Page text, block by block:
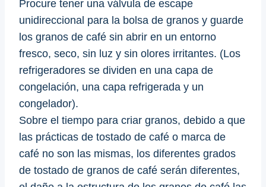
Procure tener una válvula de escape
unidireccional para la bolsa de granos y guarde
los granos de café sin abrir en un entorno
fresco, seco, sin luz y sin olores irritantes. (Los
refrigeradores se dividen en una capa de
congelación, una capa refrigerada y un
congelador).
Sobre el tiempo para criar granos, debido a que
las prácticas de tostado de café o marca de
café no son las mismas, los diferentes grados
de tostado de granos de café serán diferentes,